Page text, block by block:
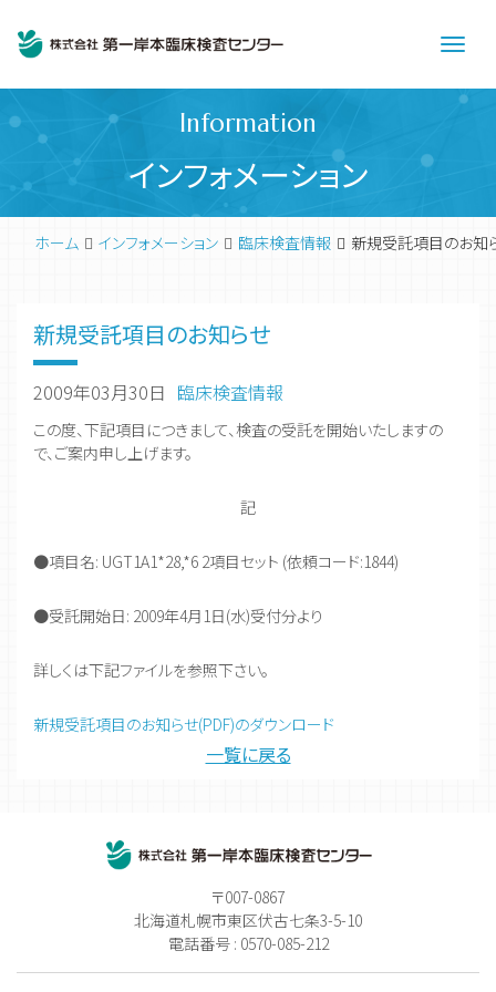
Information
インフォメーション
ホーム インフォメーション 臨床検査情報 新規受託項目のお知
新規受託項目のお知らせ
2009年03月30日 臨床検査情報
この度、下記項目につきまして、検査の受託を開始いたしますの
で、ご案内申し上げます。
記
●項目名: UGT1A1*28,*6 2項目セット (依頼コード:1844)
●受託開始日: 2009年4月1日(水)受付分より
詳しくは下記ファイルを参照下さい。
新規受託項目のお知らせ(PDF)のダウンロード
一覧に戻る
〒007-0867
北海道札幌市東区伏古七条3-5-10
電話番号 : 0570-085-212